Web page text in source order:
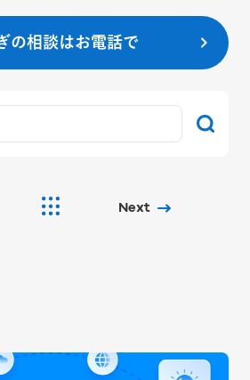
の相談はお電話で
Next